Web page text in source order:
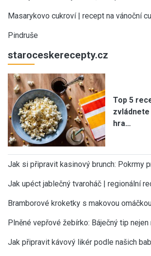
Masarykovo cukroví | recept na vánoční
Pindruše
staroceskerecepty.cz
Top 5
hra…
Jak si připravit kasinový brunch: Pokrmy
Jak upéct jablečný tvaroháč | regionální
Bramborové kroketky s makovou
Plněné vepřové žebírko: Báječný tip
Jak připravit kávový likér podle našich